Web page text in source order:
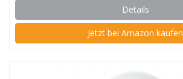
Details
Jetzt bei Amazon kaufen